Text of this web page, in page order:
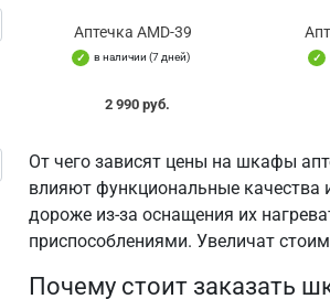
Аптечка AMD-39
в наличии (7 дней)
2 990 руб.
От чего зависят цены на шкафы
влияют функциональные
дороже из-за оснащения их
приспособлениями. Увеличат
Почему стоит заказать